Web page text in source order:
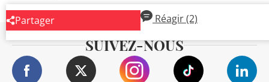
Partager Réagir(2)
SUIVEZ-NOUS